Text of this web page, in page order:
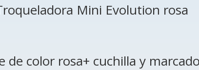
Mini Evolution rosa
de color rosa+ cuchilla y